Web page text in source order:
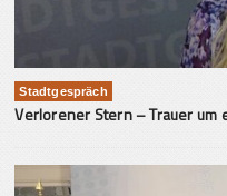
Stadtgespräch
Verlorener Stern – Trauer um